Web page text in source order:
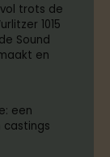
trots de
1015
Sound
en
een